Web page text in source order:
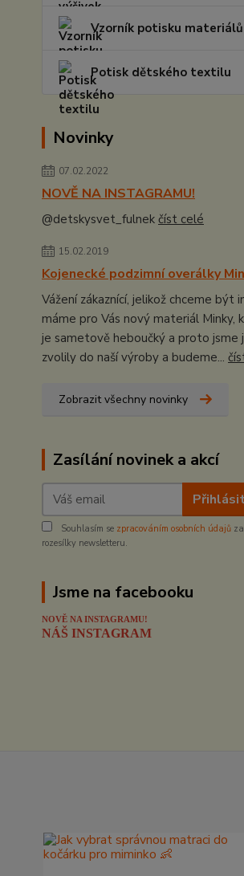
Vzorník potisku materiálů
Potisk dětského textilu
Novinky
07.02.2022
NOVĚ NA INSTAGRAMU!
@detskysvet_fulnek číst celé
15.02.2019
Kojenecké podzimní overálky
Vážení zákaznící, jelikož chceme být
máme pro Vás nový materiál Minky,
je sametově heboučký a proto jsme
zvolily do naší výroby a budeme...
Zobrazit všechny novinky
Zasílání novinek a akcí
Souhlasím se zpracováním osobních údajů
rozesílky newsletteru.
Jsme na facebooku
NOVĚ NA INSTAGRAMU!
NÁŠ INSTAGRAM